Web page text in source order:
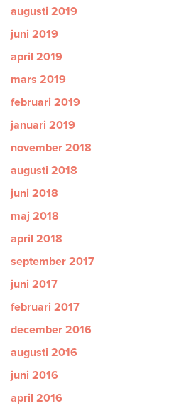
augusti 2019
juni 2019
april 2019
mars 2019
februari 2019
januari 2019
november 2018
augusti 2018
juni 2018
maj 2018
april 2018
september 2017
juni 2017
februari 2017
december 2016
augusti 2016
juni 2016
april 2016